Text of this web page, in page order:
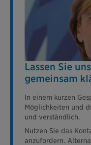
Lassen Sie
gemeinsam
In einem kurzen
Möglichkeiten und
und verständlich.
Nutzen Sie das
anzufordern.